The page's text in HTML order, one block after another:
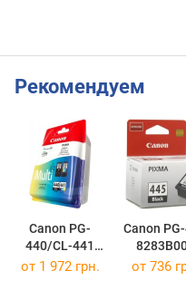
Рекомендуем
Canon PG-
440/CL-441
MULTI
Canon
от 1 972 грн. от 736